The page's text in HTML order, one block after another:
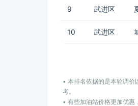
9 武进区
10 武进区
• 本排名依据的是本轮调价
考。
• 有些加油站价格更加优惠